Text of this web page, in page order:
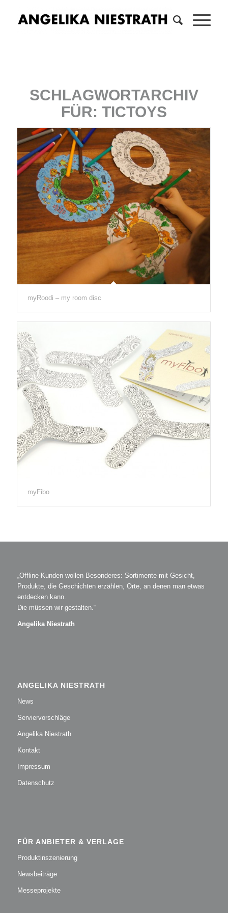
SCHLAGWORTARCHIV
FÜR: TICTOYS
myRoodi – my room disc
myFibo
„Offline-Kunden wollen Besonderes: Sortimente mit Gesicht,
Produkte, die Geschichten erzählen, Orte, an denen man etwas
entdecken kann.
Die müssen wir gestalten.“
Angelika Niestrath
ANGELIKA NIESTRATH
News
Serviervorschläge
Angelika Niestrath
Kontakt
Impressum
Datenschutz
FÜR ANBIETER & VERLAGE
Produktinszenierung
Newsbeiträge
Messeprojekte